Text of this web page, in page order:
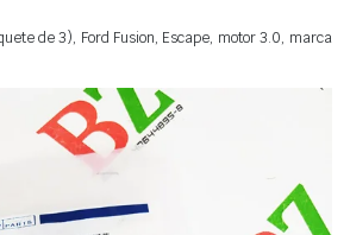
de 3), Ford Fusion, Escape, motor 3.0, marca